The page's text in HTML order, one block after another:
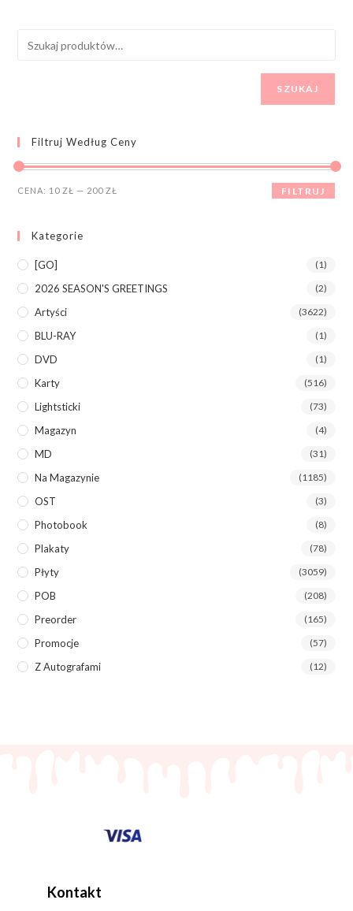
SZUKAJ
Filtruj Według Ceny
FILTRUJ
CENA: 10 ZŁ — 200 ZŁ
Kategorie
[GO] (1)
2026 SEASON'S GREETINGS (2)
Artyści (3622)
BLU-RAY (1)
DVD (1)
Karty (516)
Lightsticki (73)
Magazyn (4)
MD (31)
Na Magazynie (1185)
OST (3)
Photobook (8)
Plakaty (78)
Płyty (3059)
POB (208)
Preorder (165)
Promocje (57)
Z Autografami (12)
Kontakt